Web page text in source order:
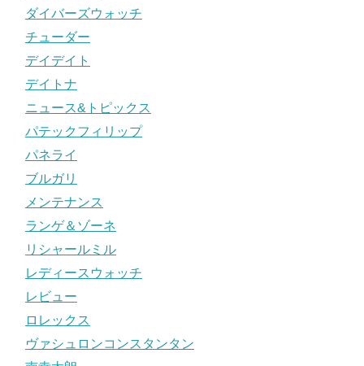
ダイバーズウォッチ
チューダー
デイデイト
デイトナ
ニュース&トピックス
パテックフィリップ
パネライ
ブルガリ
メンテナンス
ランゲ＆ゾーネ
リシャールミル
レディースウォッチ
レビュー
ロレックス
ヴァシュロンコンスタンタン